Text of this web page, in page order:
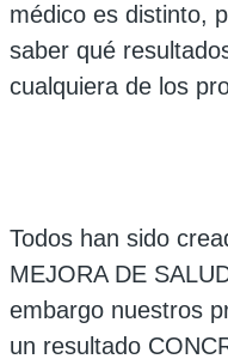
médico es distinto,
saber qué
cualquiera de los
Todos han sido
MEJORA DE
embargo nuestros
un resultado